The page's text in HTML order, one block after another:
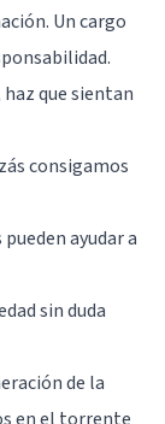
Un cargo
haz que sientan
consigamos
ayudar a
sin duda
de la